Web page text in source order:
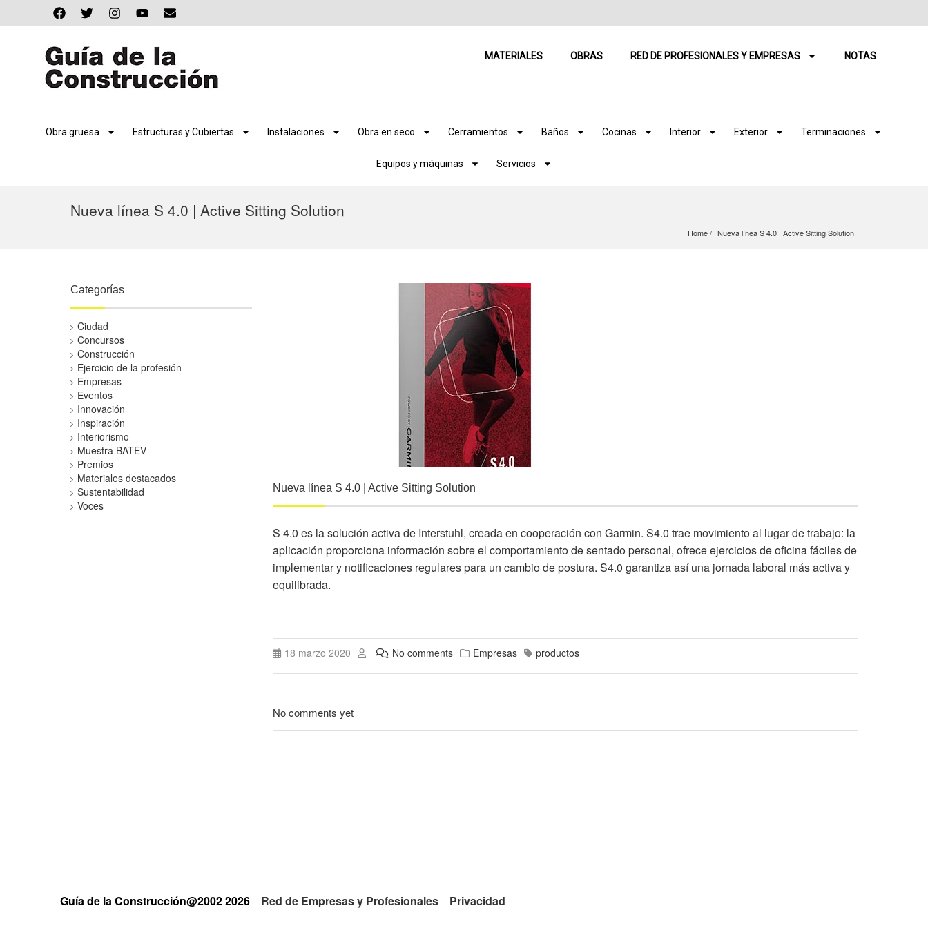
MATERIALES OBRAS RED DE PROFESIONALES Y EMPRESAS NOTAS
Obra gruesa Estructuras y Cubiertas Instalaciones Obra en seco Cerramientos Baños Cocinas Interior Exterior Terminaciones
Equipos y máquinas Servicios
Nueva línea S 4.0 | Active Sitting Solution
Home Nueva línea S 4.0 | Active Sitting Solution
Categorías
Ciudad
Concursos
Construcción
Ejercicio de la profesión
Empresas
Eventos
Innovación
Inspiración
Interiorismo
Muestra BATEV
Premios
Materiales destacados
Sustentabilidad
Voces
Nueva línea S 4.0 | Active Sitting Solution
S 4.0 es la solución activa de Interstuhl, creada en cooperación con Garmin. S4.0 trae movimiento al lugar de trabajo: la
aplicación proporciona información sobre el comportamiento de sentado personal, ofrece ejercicios de oficina fáciles de
implementar y notificaciones regulares para un cambio de postura. S4.0 garantiza así una jornada laboral más activa y
equilibrada.
18 marzo 2020 No comments Empresas productos
No comments yet
Guía de la Construcción@2002 2026 Red de Empresas y Profesionales Privacidad